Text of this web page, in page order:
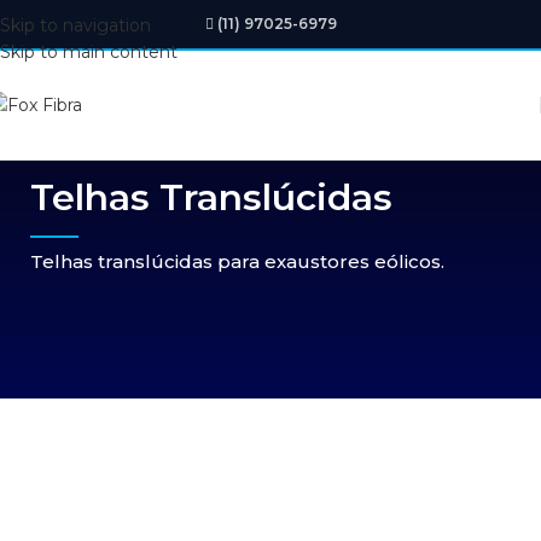
Skip to navigation
Skip to main content
(11) 97025-6979
Telhas Translúcidas
Telhas translúcidas para exaustores eólicos.